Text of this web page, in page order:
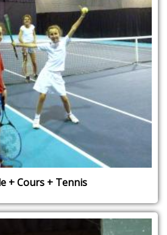
+ Cours + Tennis